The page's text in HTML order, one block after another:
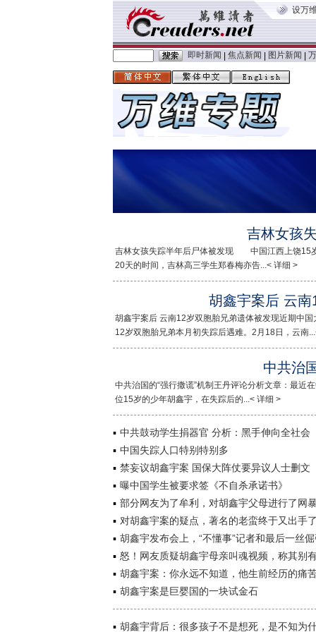
设万
即时新闻 焦点新闻 图片新闻
吉林女孩
吉林女孩失踪半年后尸体被发现 中国江西上饶15
20天的时间，吉林高三学生郑春梅亦告...< 详细 >
胡鑫宇案后 云
胡鑫宇案后 云南12岁双胞胎兄弟遗体被发现近期中
12岁双胞胎兄弟本月初失踪后遇难。2月18日，云南
中共治
中共治国的“强行撒谎”机制王丹评论分析文章：最近
位15岁的少年胡鑫宇，在失踪后的...< 详细 >
中共鼓动学生捐器官 分析：黑手伸向全社会
中国失踪人口特别特别多
禁妄议胡鑫宇案 国保大阵仗要异议人士删文
曝中国学生被要求签《不自杀承诺书》
部分网友为了牟利，对胡鑫宇父母进行了网
对胡鑫宇案的疑点，著名的老蛮终于又出手
胡鑫宇发布会上，“不懂事”记者和最后一丝
怒！网友质疑胡鑫宇母亲叫魂视频，称其别
胡鑫宇案：你永远不知道，他生前经历的痛
胡鑫宇案是巨婴国的一块试金石
胡鑫宇背后：很多孩子不是想死，是不知为